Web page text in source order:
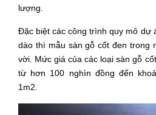
lượng.
Đặc biệt các công trình quy mô dự
dào thì mẫu sàn gỗ cốt đen trong
vời. Mức giá của các loại sàn gỗ
từ hơn 100 nghìn đồng đến
1m2.